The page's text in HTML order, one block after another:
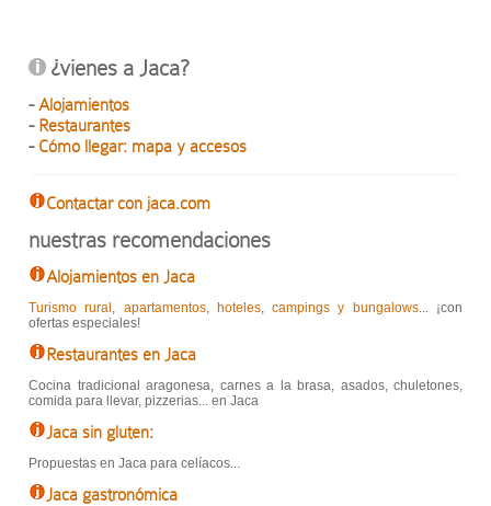
¿vienes a Jaca?
- Alojamientos
- Restaurantes
- Cómo llegar: mapa y accesos
Contactar con jaca.com
nuestras recomendaciones
Alojamientos en Jaca
Turismo rural , apartamentos, hoteles,campings y bungalows... ¡con
ofertas especiales!
Restaurantes en Jaca
Cocina tradicional aragonesa, carnes a la brasa, asados, chuletones,
comida para llevar, pizzerias... en Jaca
Jaca sin gluten:
Propuestas en Jaca para celíacos...
Jaca gastronómica